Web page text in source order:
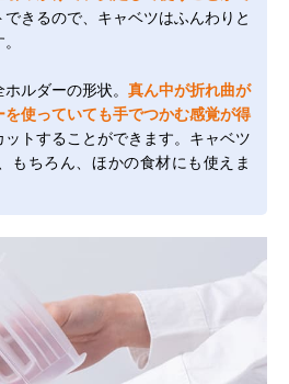
できるので、キャベツはふんわりと
ルダーの形状。 真ん中が折れ曲が
使っていても手でつかむ感覚が得
ットすることができます。キャベツ
もちろん、ほかの食材にも使えま